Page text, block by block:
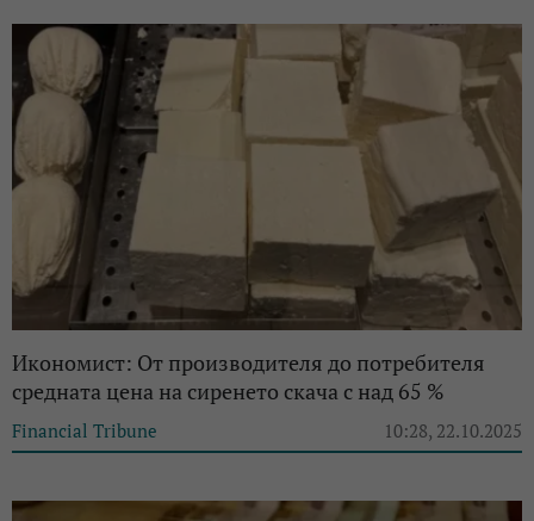
Икономист: От производителя до потребителя
средната цена на сиренето скача с над 65 %
Financial Tribune 10:28, 22.10.2025